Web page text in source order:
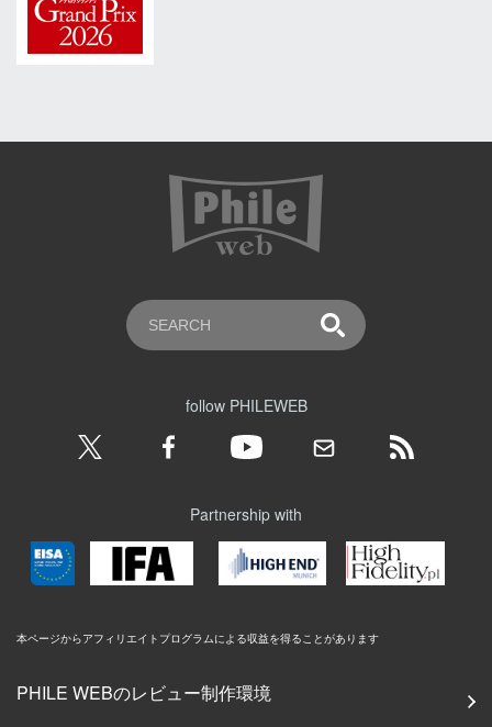
follow PHILEWEB
Partnership with
本ページからアフィリエイトプログラムによる収益を得ることがあります
PHILE WEBのレビュー制作環境